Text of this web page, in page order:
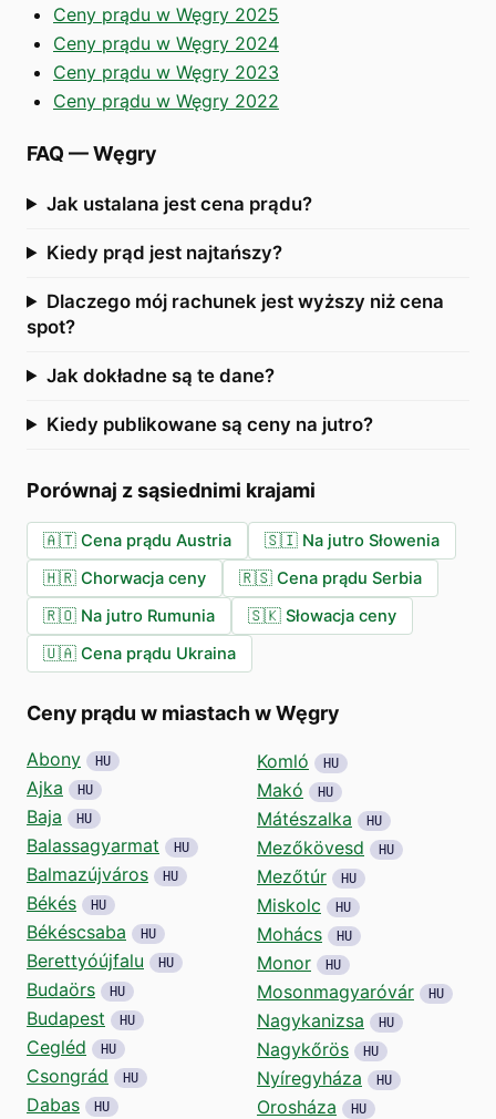
Ceny prądu w Węgry 2025
Ceny prądu w Węgry 2024
Ceny prądu w Węgry 2023
Ceny prądu w Węgry 2022
FAQ —Węgry
Jak ustalana jest cena prądu?
Kiedy prąd jest najtańszy?
Dlaczego mój rachunek jest wyższy niż cena
spot?
Jak dokładne są te dane?
Kiedy publikowane są ceny na jutro?
Porównaj z sąsiednimi krajami
🇦🇹 Cena prądu Austria 🇸🇮 Na jutro Słowenia
🇭🇷 Chorwacja ceny 🇷🇸 Cena prądu Serbia
🇷🇴 Na jutro Rumunia 🇸🇰 Słowacja ceny
🇺🇦 Cena prądu Ukraina
Ceny prądu w miastach w Węgry
Abony HU
Ajka HU
Baja HU
Balassagyarmat HU
Balmazújváros HU
Békés HU
Békéscsaba HU
Berettyóújfalu HU
Budaörs HU
Budapest HU
Cegléd HU
Csongrád HU
Dabas HU
Komló HU
Makó HU
Mátészalka HU
Mezőkövesd HU
Mezőtúr HU
Miskolc HU
Mohács HU
Monor HU
Mosonmagyaróvár HU
Nagykanizsa HU
Nagykőrös HU
Nyíregyháza HU
Orosháza HU